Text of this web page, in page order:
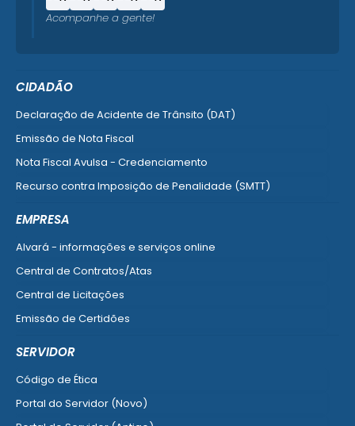
CIDADÃO
Declaração de Acidente de Trânsito (DAT)
Emissão de Nota Fiscal
Nota Fiscal Avulsa - Credenciamento
Recurso contra Imposição de Penalidade (SMTT)
EMPRESA
Alvará - informações e serviços online
Central de Contratos/Atas
Central de Licitações
Emissão de Certidões
SERVIDOR
Código de Ética
Portal do Servidor (Novo)
Acompanhe a gente!